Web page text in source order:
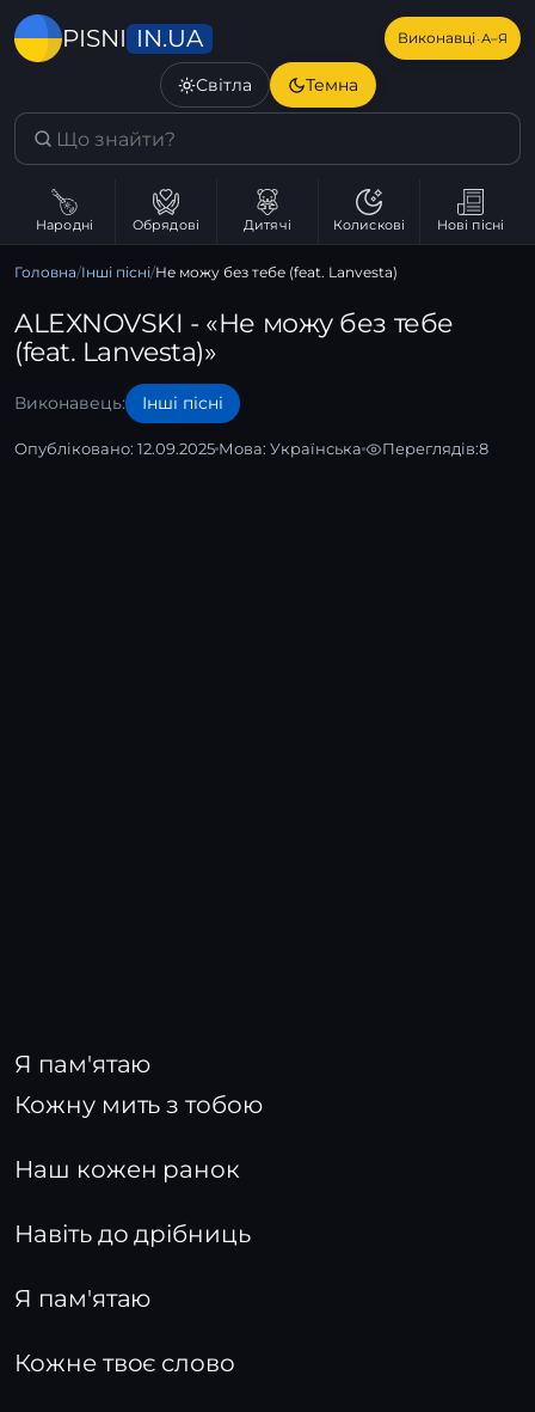
PISNI IN.UA Виконавці·А–Я
Світла Темна
Народні Обрядові Дитячі Колискові Нові пісні
Головна/Інші пісні/Не можу без тебе (feat. Lanvesta)
ALEXNOVSKI - «Не можу без тебе
(feat. Lanvesta)»
Виконавець: Інші пісні
Опубліковано: 12.09.2025 Мова: Українська Переглядів:8
Я пам'ятаю
Кожну мить з тобою
Наш кожен ранок
Навіть до дрібниць
Я пам'ятаю
Кожне твоє слово